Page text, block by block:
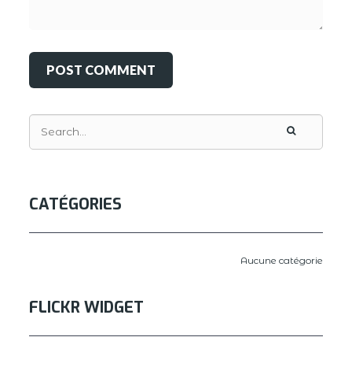
CATÉGORIES
Aucune catégorie
FLICKR WIDGET